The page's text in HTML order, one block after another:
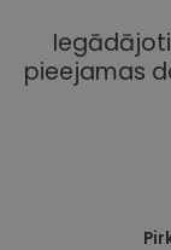
pieejamas